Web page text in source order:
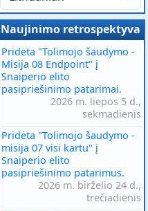
Naujinimo retrospektyva
Pridėta "Tolimojo šaudymo -
Misija 08 Endpoint" į
Snaiperio elito
pasipriešinimo patarimai.
2026 m. liepos 5 d.,
sekmadienis
Pridėta "Tolimojo šaudymo -
misija 07 visi kartu" į
Snaiperio elito
pasipriešinimo patarimus.
2026 m. birželio 24 d.,
trečiadienis